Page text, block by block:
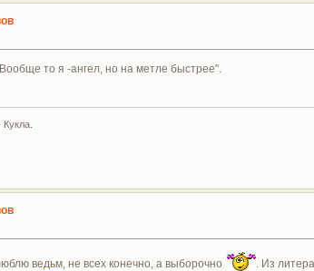
то я -ангел, но на метле быстрее".
ведьм, не всех конечно, а выборочно
. Из